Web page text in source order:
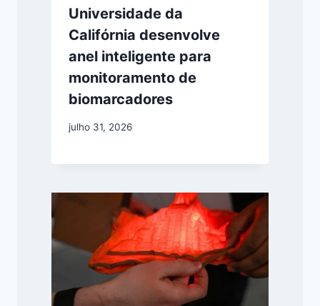
Universidade da
Califórnia desenvolve
anel inteligente para
monitoramento de
biomarcadores
julho 31, 2026